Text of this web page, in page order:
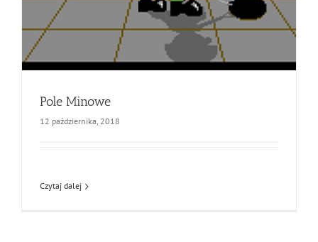
Pole Minowe
12 października, 2018
Czytaj dalej